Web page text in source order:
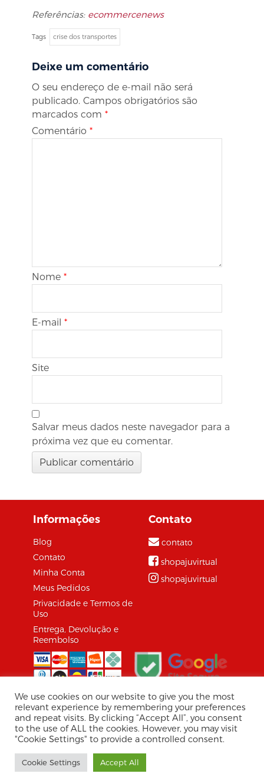
Referências: ecommercenews
Tags crise dos transportes
Deixe um comentário
O seu endereço de e-mail não será
publicado. Campos obrigatórios são
marcados com *
Comentário *
Nome *
E-mail *
Site
Salvar meus dados neste navegador para a
próxima vez que eu comentar.
Informações
Blog
Contato
Minha Conta
Meus Pedidos
Privacidade e Termos de
Uso
Entrega, Devolução e
Reembolso
Contato
contato
shopajuvirtual
shopajuvirtual
© 2026 Shopaju Marketplace.
Tecnologia Virtuaria
Shopaju/Virtuaria, CNPJ: 30.857.534/0001-08 / Av.
Jorge Amado, 1565 - Jardins, Aracaju - SE, 49025-330
We use cookies on our website to give you the most
relevant experience by remembering your preferences
and repeat visits. By clicking “Accept All”, you consent
to the use of ALL the cookies. However, you may visit
"Cookie Settings" to provide a controlled consent.
Cookie Settings Accept All